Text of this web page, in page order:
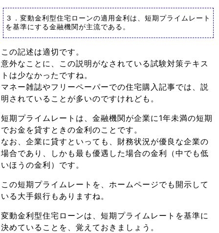
３．変動金利型住宅ローンの適用金利は、短期プライムレート
を基準にする金融機関が主流である。
この記述は適切です。
意外なことに、この説明がなされている試験対策テキス
トは少なかったですね。
マネー雑誌やフリーペーパーでの住宅購入記事では、説
明されていることが多いのですけれども。
短期プライムレートは、金融機関が企業に1年未満の短期
でお金を貸すときの金利のことです。
なお、企業に貸すといっても、財務状況が優良な企業の
場合であり、しかも最も優遇した場合の金利（中でも低
いほうの金利）です。
この短期プライムレートを、ホームページでも開示して
いる大手銀行もありますね。
変動金利型住宅ローンは、短期プライムレートを基準に
決めていることを、覚えておきましょう。